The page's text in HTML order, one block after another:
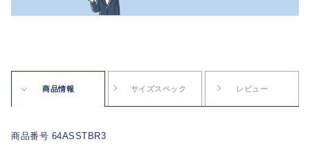
商品情報 サイズスペック レビュー
商品番号 64ASSTBR3